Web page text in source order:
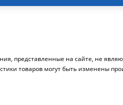
представленные на сайте, не
товаров могут быть изменены